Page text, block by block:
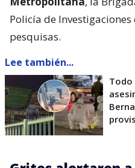
Policía de
pesquisas.
Lee también...
Todo